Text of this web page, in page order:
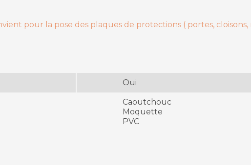
pour la pose des plaques de protections ( portes, cloisons,
Oui
Caoutchouc
Moquette
PVC